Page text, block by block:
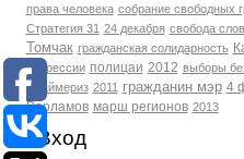
права человека собрание свободных
Стратегия 31 24 декабря свобода
Томчак гражданская солидарность
репрессии полицаи 2012 выборы
Праймериз 2011 гражданин мэр 4
Варламов марш регионов 2013
Вход